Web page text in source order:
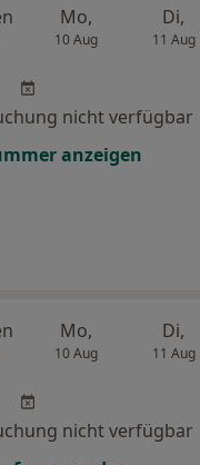
Mo,
10 Aug
Di,
11 Aug
nicht verfügbar
anzeigen
Mo,
10 Aug
Di,
11 Aug
nicht verfügbar